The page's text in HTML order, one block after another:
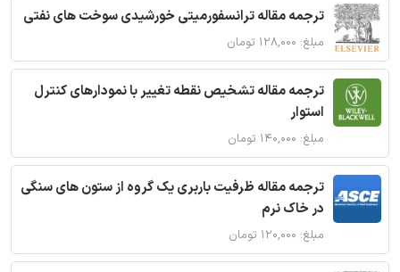
ترجمه مقاله ترانسفورمیتی خورشیدی سوخت های نفتی
مبلغ: ۱۲۸,۰۰۰ تومان
ترجمه مقاله تشخیص نقطه تغییر با نمودارهای کنترل
استوار
مبلغ: ۱۴۰,۰۰۰ تومان
ترجمه مقاله ظرفیت باربری یک گروه از ستون های سنگی
در خاک نرم
مبلغ: ۱۲۰,۰۰۰ تومان